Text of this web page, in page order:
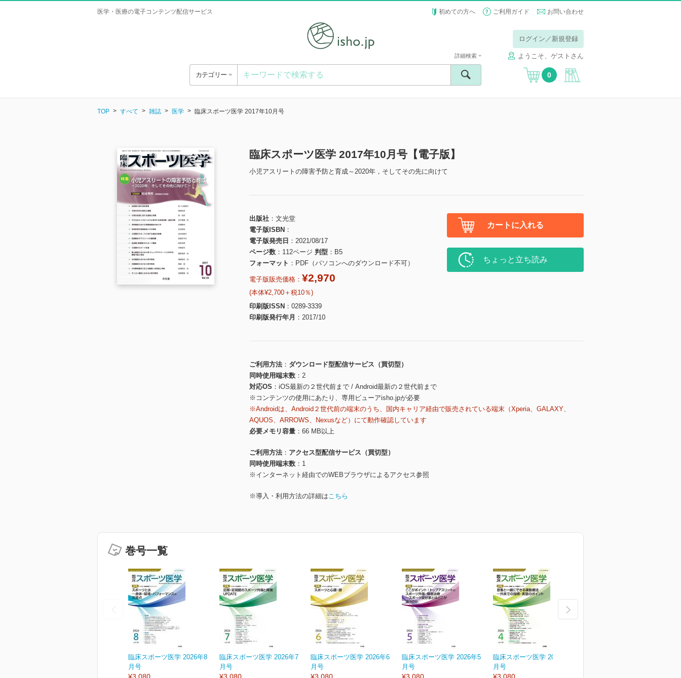
医学・医療の電子コンテンツ配信サービス 初めての方へ ご利用ガイド お問い合わせ
ログイン／新規登録
ようこそ、ゲストさん
カテゴリー
詳細検索
0
TOP すべて 雑誌 医学 臨床スポーツ医学 2017年10月号
臨床スポーツ医学 2017年10月号【電子版】
小児アスリートの障害予防と育成～2020年，そしてその先に向けて
出版社
文光堂
電子版ISBN
電子版発売日
2021/08/17
ページ数
112ページ 判型
B5
フォーマット
PDF（パソコンへのダウンロード不可）
電子版販売価格： ¥2,970
(本体¥2,700＋税10％)
印刷版ISSN
0289-3339
印刷版発行年月
2017/10
カートに入れる
ちょっと立ち読み
ご利用方法
ダウンロード型配信サービス（買切型）
同時使用端末数
2
対応OS
iOS最新の２世代前まで / Android最新の２世代前まで
※コンテンツの使用にあたり、専用ビューアisho.jpが必要
※Androidは、Android２世代前の端末のうち、国内キャリア経由で販売されている端末（Xperia、GALAXY、
AQUOS、ARROWS、Nexusなど）にて動作確認しています
必要メモリ容量
66 MB以上
ご利用方法
アクセス型配信サービス（買切型）
同時使用端末数
1
※インターネット経由でのWEBブラウザによるアクセス参照
※導入・利用方法の詳細はこちら
巻号一覧
臨床スポーツ医学 2026年8
月号
臨床スポーツ医学 2026年7
月号
臨床スポーツ医学 2026年6
月号
臨床スポーツ医学 2026年5
月号
臨床スポーツ医学 2026年4
月号